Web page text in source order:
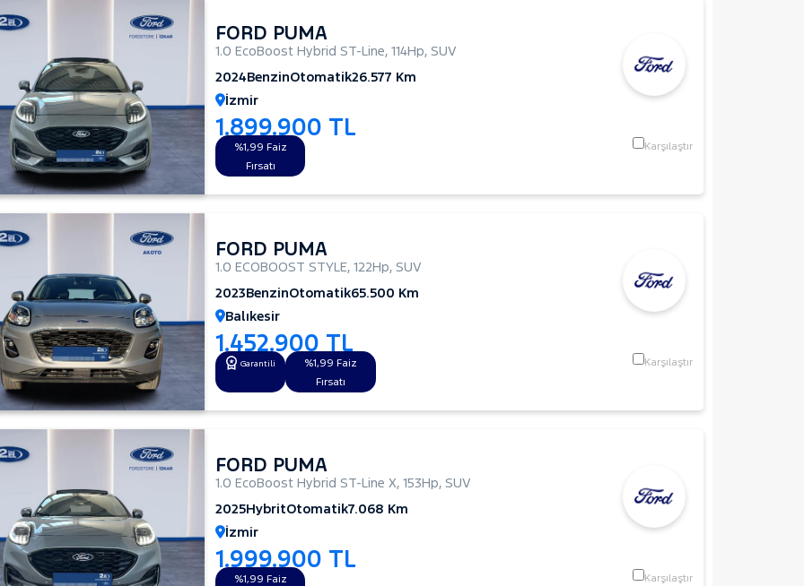
FORD PUMA
1.0 EcoBoost Hybrid ST-Line, 114Hp, SUV
2024BenzinOtomatik26.577 Km
İzmir
1.899.900 TL
%1,99 Faiz
Fırsatı
Karşılaştır
FORD PUMA
1.0 ECOBOOST STYLE, 122Hp, SUV
2023BenzinOtomatik65.500 Km
Balıkesir
1.452.900 TL
Garantili
%1,99 Faiz
Fırsatı
Karşılaştır
FORD PUMA
1.0 EcoBoost Hybrid ST-Line X, 153Hp, SUV
2025HybritOtomatik7.068 Km
İzmir
1.999.900 TL
%1,99 Faiz Karşılaştır